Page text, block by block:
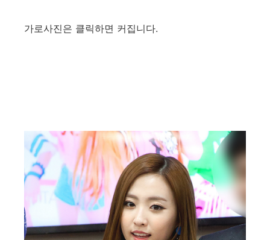
가로사진은 클릭하면 커집니다.